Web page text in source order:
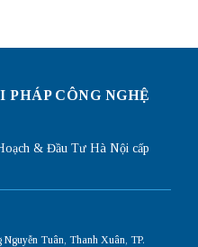
PHÁP CÔNG NGHỆ
& Đầu Tư Hà Nội cấp
Tuân, Thanh Xuân, TP.